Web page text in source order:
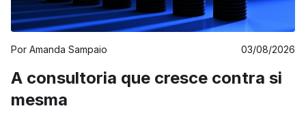
Por Amanda Sampaio 03/08/2026
A consultoria que cresce contra si
mesma